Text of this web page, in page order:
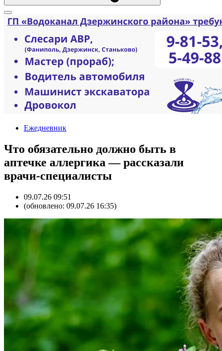
Ежедневник
Что обязательно должно быть в
аптечке аллергика — рассказали
врачи-специалисты
09.07.26 09:51
(обновлено: 09.07.26 16:35)